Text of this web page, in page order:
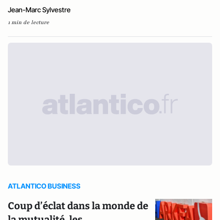
Jean-Marc Sylvestre
1 min de lecture
ATLANTICO BUSINESS
Coup d’éclat dans la monde de